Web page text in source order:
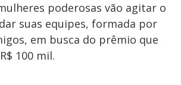
poderosas vão agitar o
suas equipes, formada por
em busca do prêmio que
R$ 100 mil.